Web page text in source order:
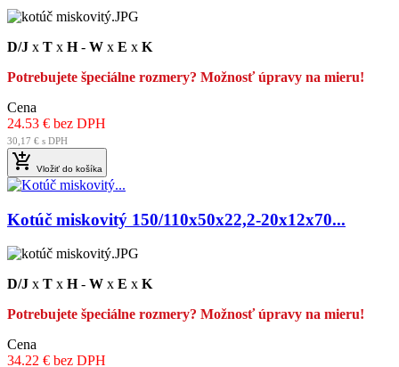
D/J x T x H- W x E x K
Potrebujete špeciálne rozmery? Možnosť úpravy na mieru!
Cena
24.53 € bez DPH
30,17 € s DPH
 Vložiť do košíka
Kotúč miskovitý 150/110x50x22,2-20x12x70...
D/J x T x H- W x E x K
Potrebujete špeciálne rozmery? Možnosť úpravy na mieru!
Cena
34.22 € bez DPH